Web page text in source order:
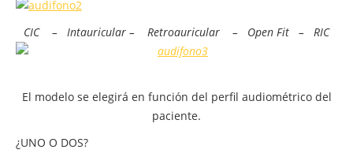
CIC – Intauricular – Retroauricular – Open Fit – RIC
El modelo se elegirá en función del perfil audiométrico del
paciente.
¿UNO O DOS?